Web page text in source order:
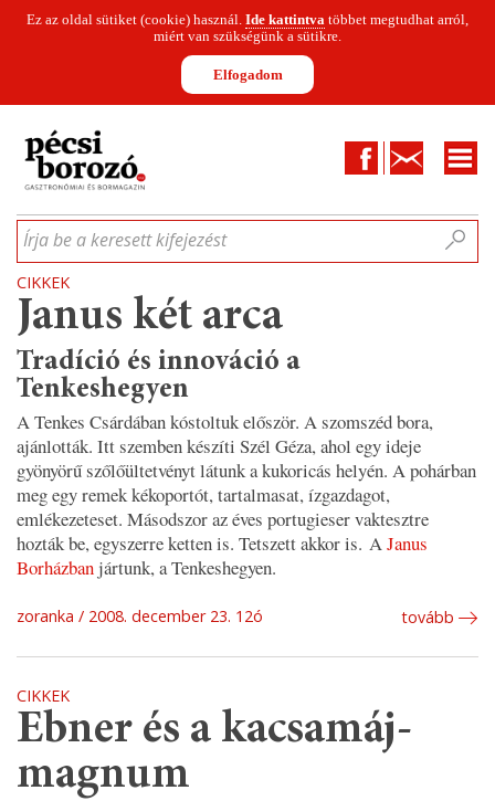
Ez az oldal sütiket (cookie) használ. Ide kattintva többet megtudhat arról,
miért van szükségünk a sütikre.
Elfogadom
FacebookKapcsolat
CIKKEKHÍREKINFOGRAFIKÁKMUNKATÁRSAKWINESOFA
Írja be a keresett kifejezést
CIKKEK
Janus két arca
Tradíció és innováció a
Tenkeshegyen
A Tenkes Csárdában kóstoltuk először. A szomszéd bora,
ajánlották. Itt szemben készíti Szél Géza, ahol egy ideje
gyönyörű szőlőültetvényt látunk a kukoricás helyén. A pohárban
meg egy remek kékoportót, tartalmasat, ízgazdagot,
emlékezeteset. Másodszor az éves portugieser vaktesztre
hozták be, egyszerre ketten is. Tetszett akkor is. AJanus
Borházban jártunk, a Tenkeshegyen.
zoranka 2008. december 23. 12ó tovább
CIKKEK
Ebner és a kacsamáj-
magnum